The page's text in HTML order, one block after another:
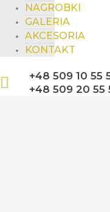
NAGROBKI
GALERIA
AKCESORIA
KONTAKT
+48 509 10 55
+48 509 20 55